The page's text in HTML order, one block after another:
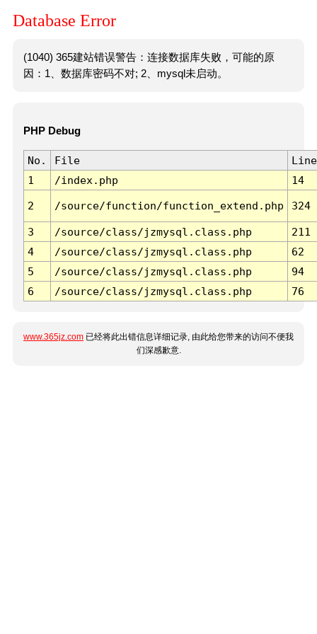
Database Error
(1040) 365建站错误警告：连接数据库失败，可能的原
因：1、数据库密码不对; 2、mysql未启动。
PHP Debug
No. File
Line
1
/index.php 14
2 /source/function/function_extend.php 324
3 /source/class/jzmysql.class.php
211
4
/source/class/jzmysql.class.php
62
5
/source/class/jzmysql.class.php
94
6
/source/class/jzmysql.class.php 76
www.365jz.com 已经将此出错信息详细记录, 由此给您带来的访问不便我
们深感歉意.